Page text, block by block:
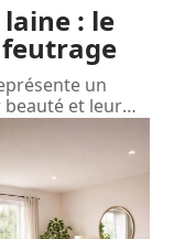
: le
un
et leur…